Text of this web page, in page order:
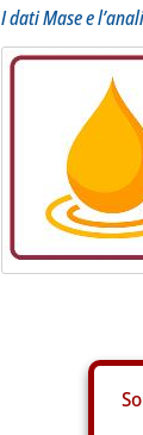
I dati Mase e